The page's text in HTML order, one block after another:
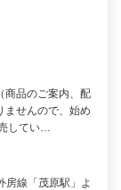
商品のご案内、配
ませんので、始め
してい…
房線「茂原駅」よ